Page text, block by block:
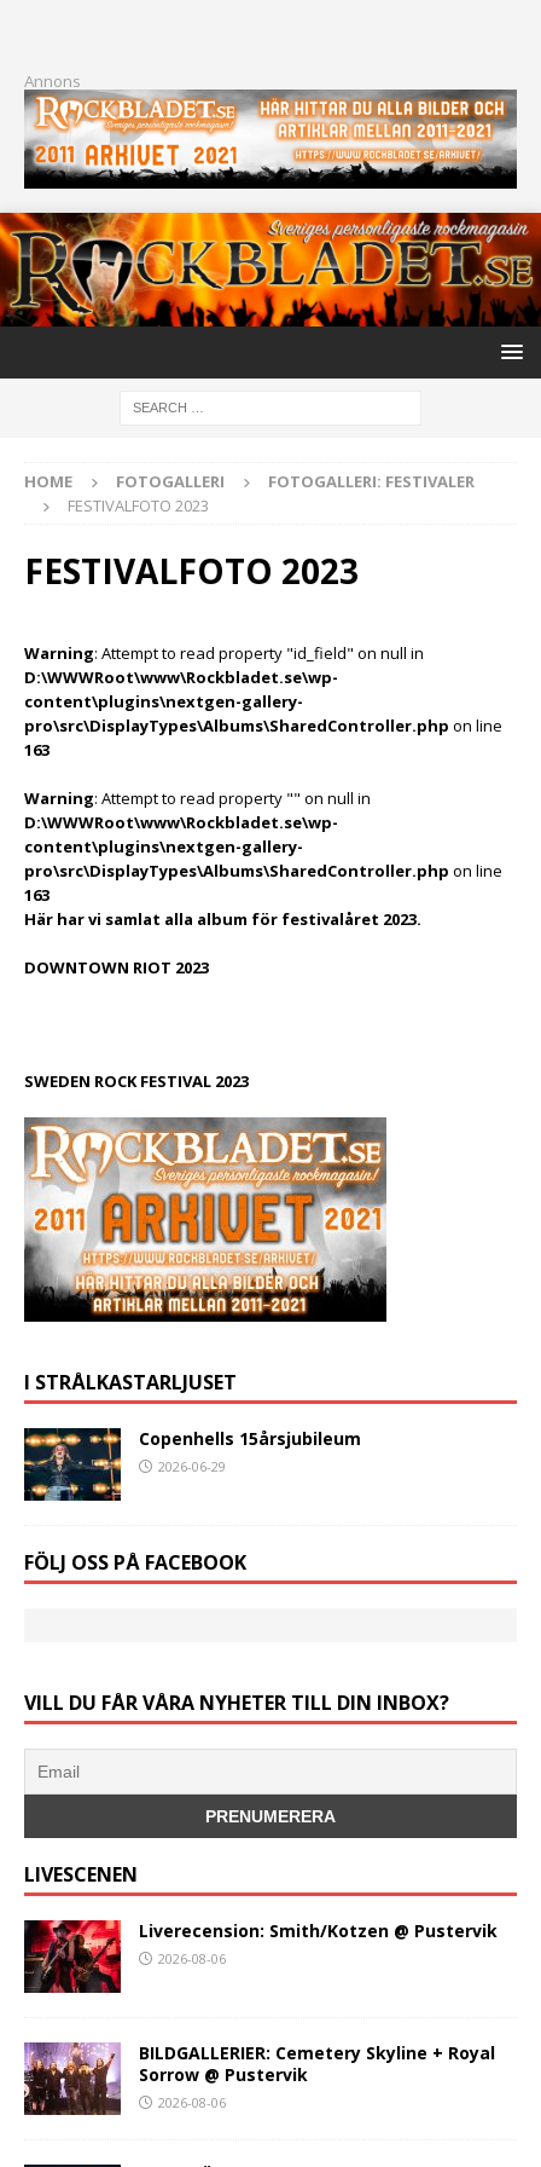
Annons
HOME FOTOGALLERI
FOTOGALLERI: FESTIVALER
FESTIVALFOTO 2023
FESTIVALFOTO 2023
Warning: Attempt to read property "id_field" on null in
D:\WWWRoot\www\Rockbladet.se\wp-
content\plugins\nextgen-gallery-
pro\src\DisplayTypes\Albums\SharedController.php on line
163
Warning: Attempt to read property "" on null in
D:\WWWRoot\www\Rockbladet.se\wp-
content\plugins\nextgen-gallery-
pro\src\DisplayTypes\Albums\SharedController.php on line
163
Här har vi samlat alla album för festivalåret 2023.
DOWNTOWN RIOT 2023
SWEDEN ROCK FESTIVAL 2023
I STRÅLKASTARLJUSET
Copenhells 15årsjubileum
2026-06-29
FÖLJ OSS PÅ FACEBOOK
VILL DU FÅR VÅRA NYHETER TILL DIN INBOX?
LIVESCENEN
Liverecension: Smith/Kotzen @ Pustervik
2026-08-06
BILDGALLERIER: Cemetery Skyline + Royal
Sorrow @ Pustervik
2026-08-06